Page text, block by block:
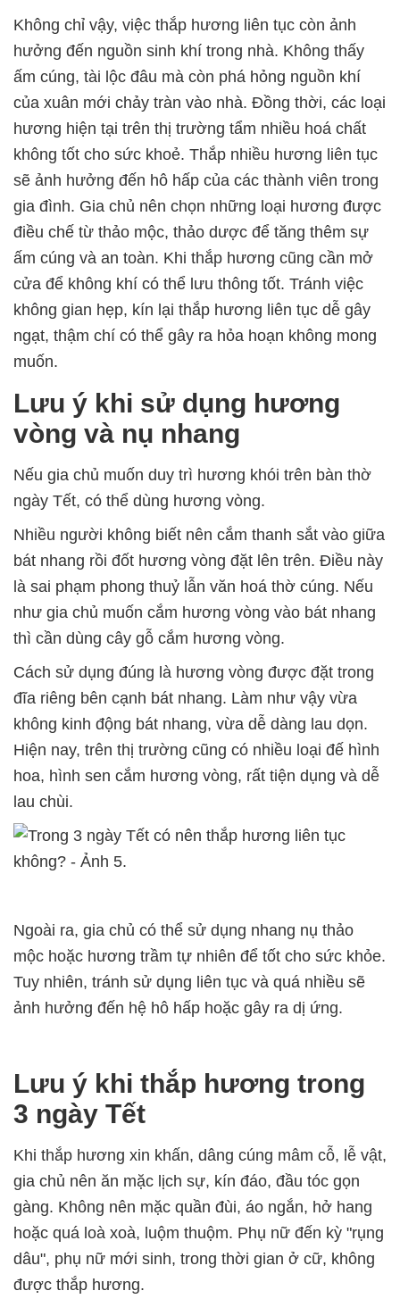
Không chỉ vậy, việc thắp hương liên tục còn ảnh
hưởng đến nguồn sinh khí trong nhà. Không thấy
ấm cúng, tài lộc đâu mà còn phá hỏng nguồn khí
của xuân mới chảy tràn vào nhà. Đồng thời, các loại
hương hiện tại trên thị trường tẩm nhiều hoá chất
không tốt cho sức khoẻ. Thắp nhiều hương liên tục
sẽ ảnh hưởng đến hô hấp của các thành viên trong
gia đình. Gia chủ nên chọn những loại hương được
điều chế từ thảo mộc, thảo dược để tăng thêm sự
ấm cúng và an toàn. Khi thắp hương cũng cần mở
cửa để không khí có thể lưu thông tốt. Tránh việc
không gian hẹp, kín lại thắp hương liên tục dễ gây
ngạt, thậm chí có thể gây ra hỏa hoạn không mong
muốn.
Lưu ý khi sử dụng hương
vòng và nụ nhang
Nếu gia chủ muốn duy trì hương khói trên bàn thờ
ngày Tết, có thể dùng hương vòng.
Nhiều người không biết nên cắm thanh sắt vào giữa
bát nhang rồi đốt hương vòng đặt lên trên. Điều này
là sai phạm phong thuỷ lẫn văn hoá thờ cúng. Nếu
như gia chủ muốn cắm hương vòng vào bát nhang
thì cần dùng cây gỗ cắm hương vòng.
Cách sử dụng đúng là hương vòng được đặt trong
đĩa riêng bên cạnh bát nhang. Làm như vậy vừa
không kinh động bát nhang, vừa dễ dàng lau dọn.
Hiện nay, trên thị trường cũng có nhiều loại đế hình
hoa, hình sen cắm hương vòng, rất tiện dụng và dễ
lau chùi.
Ngoài ra, gia chủ có thể sử dụng nhang nụ thảo
mộc hoặc hương trầm tự nhiên để tốt cho sức khỏe.
Tuy nhiên, tránh sử dụng liên tục và quá nhiều sẽ
ảnh hưởng đến hệ hô hấp hoặc gây ra dị ứng.
Lưu ý khi thắp hương trong
3 ngày Tết
Khi thắp hương xin khấn, dâng cúng mâm cỗ, lễ vật,
gia chủ nên ăn mặc lịch sự, kín đáo, đầu tóc gọn
gàng. Không nên mặc quần đùi, áo ngắn, hở hang
hoặc quá loà xoà, luộm thuộm. Phụ nữ đến kỳ "rụng
dâu", phụ nữ mới sinh, trong thời gian ở cữ, không
được thắp hương.